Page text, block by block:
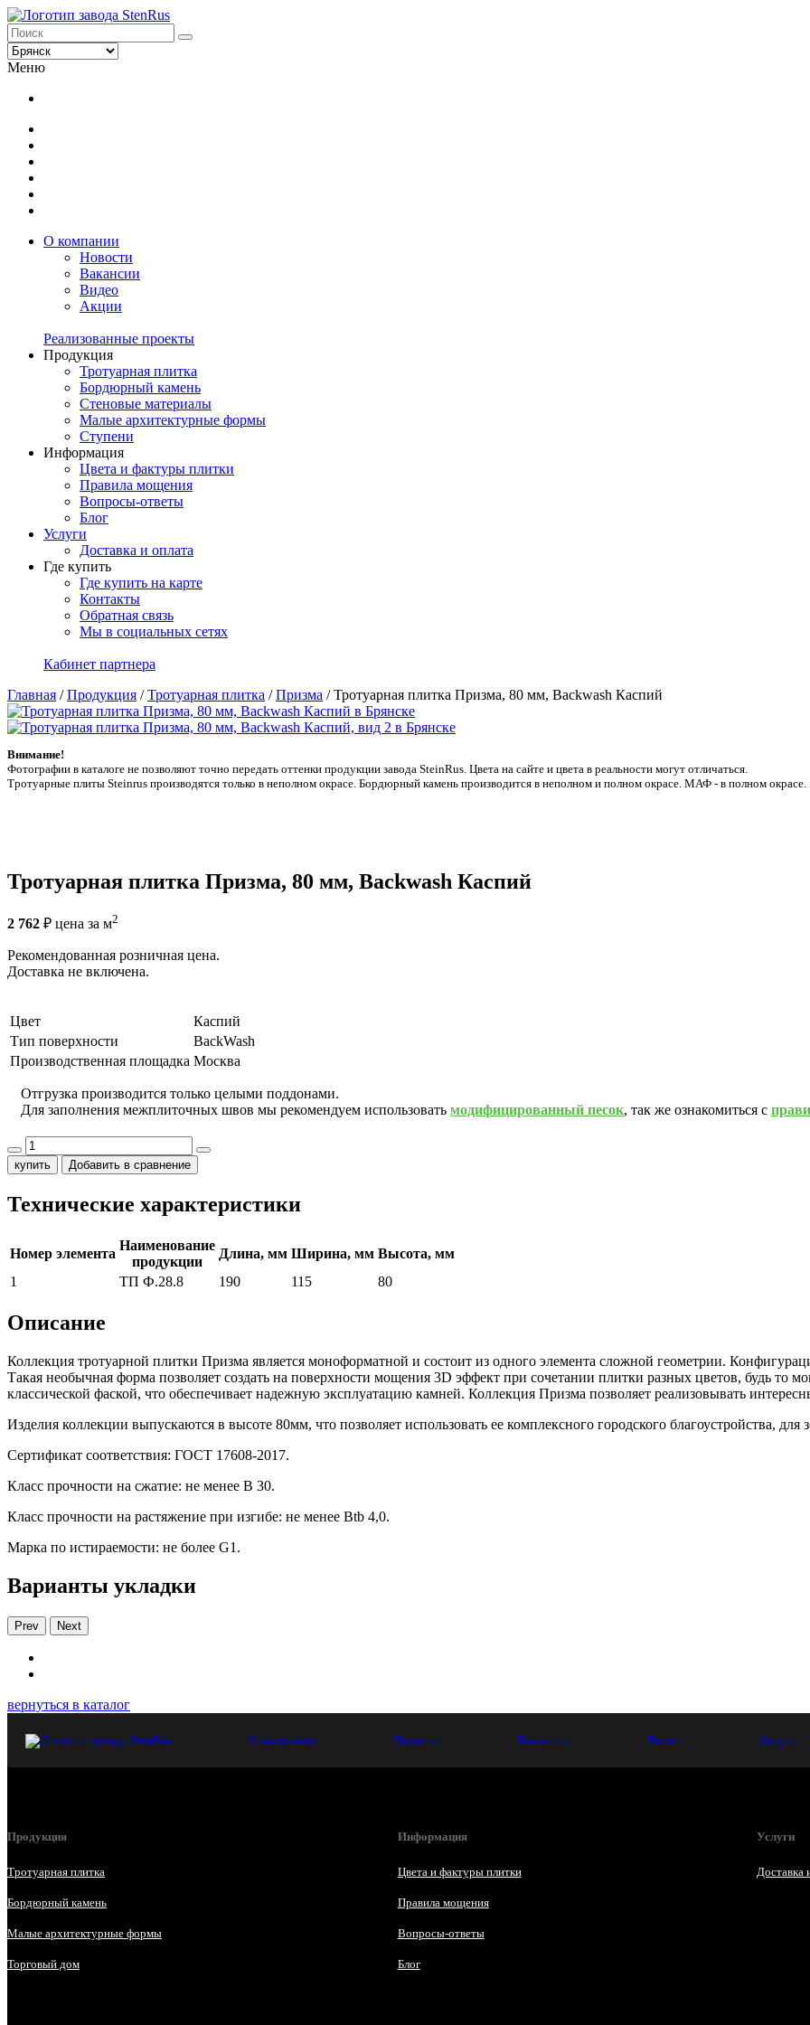
Меню
О компании
Новости
Вакансии
Видео
Акции
Реализованные проекты
Продукция
Тротуарная плитка
Бордюрный камень
Стеновые материалы
Малые архитектурные формы
Ступени
Информация
Цвета и фактуры плитки
Правила мощения
Вопросы-ответы
Блог
Услуги
Доставка и оплата
Где купить
Где купить на карте
Контакты
Обратная связь
Мы в социальных сетях
Кабинет партнера
Главная /Продукция /Тротуарная плитка /Призма /Тротуарная плитка Призма, 80 мм, Backwash Каспий
Внимание!
Фотографии в каталоге не позволяют точно передать оттенки продукции заводa SteinRus. Цвета на сайте и цвета в реальности могут отличаться.
Тротуарные плиты Steinrus производятся только в неполном окрасе. Бордюрный камень производится в неполном и полном окрасе. МАФ - в полном окрасе.
Тротуарная плитка Призма, 80 мм, Backwash Каспий
2 762 ₽ цена за м2
Рекомендованная розничная цена.
Доставка не включена.
Цвет
Каспий
Тип поверхности
BackWash
Производственная площадка Москва
Отгрузка производится только целыми поддонами.
Для заполнения межплиточных швов мы рекомендуем использовать модифицированный песок, так же ознакомиться с
купить Добавить в сравнение
Технические характеристики
Номер элемента
Наименование
продукции
Длина, мм Ширина, мм Высота, мм
1
ТП Ф.28.8 190 115 80
Описание
Коллекция тротуарной плитки Призма является моноформатной и состоит из одного элемента сложной геометрии.
Такая необычная форма позволяет создать на поверхности мощения 3D эффект при сочетании плитки разных цветов, будь то
классической фаской, что обеспечивает надежную эксплуатацию камней. Коллекция Призма позволяет реализовывать
Изделия коллекции выпускаются в высоте 80мм, что позволяет использовать ее комплексного городского благоустройства,
Сертификат соответствия: ГОСТ 17608-2017.
Класс прочности на сжатие: не менее В 30.
Класс прочности на растяжение при изгибе: не менее Вtb 4,0.
Марка по истираемости: не более G1.
Варианты укладки
Prev Next
вернуться в каталог
О компании Новости Вакансии Видео Акции
Продукция
Тротуарная плитка
Бордюрный камень
Малые архитектурные формы
Торговый дом
Информация
Цвета и фактуры плитки
Правила мощения
Вопросы-ответы
Блог
Услуги
Доставка